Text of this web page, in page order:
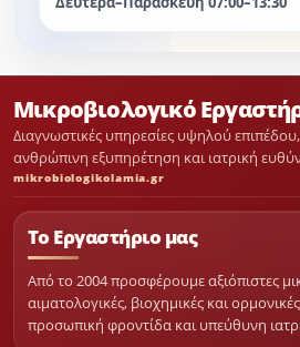
Μικροβιολογικό
Διαγνωστικές υπηρεσίες υψηλού
ανθρώπινη εξυπηρέτηση και ιατρική
mikrobiologikolamia.gr
Το Εργαστήριο μας
Από το 2004 προσφέρουμε αξιόπιστες
αιματολογικές, βιοχημικές και
προσωπική φροντίδα και υπεύθυνη